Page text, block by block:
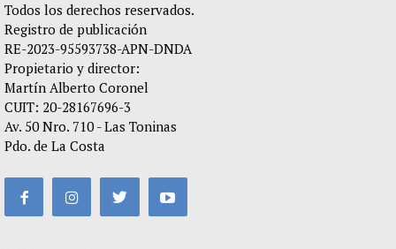
Todos los derechos reservados.
Registro de publicación
RE-2023-95593738-APN-DNDA
Propietario y director:
Martín Alberto Coronel
CUIT: 20-28167696-3
Av. 50 Nro. 710 - Las Toninas
Pdo. de La Costa